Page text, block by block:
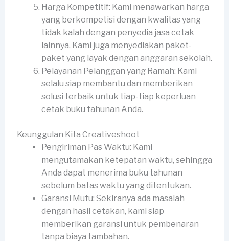
Harga Kompetitif: Kami menawarkan harga
yang berkompetisi dengan kwalitas yang
tidak kalah dengan penyedia jasa cetak
lainnya. Kami juga menyediakan paket-
paket yang layak dengan anggaran sekolah.
Pelayanan Pelanggan yang Ramah: Kami
selalu siap membantu dan memberikan
solusi terbaik untuk tiap-tiap keperluan
cetak buku tahunan Anda.
Keunggulan Kita Creativeshoot
Pengiriman Pas Waktu: Kami
mengutamakan ketepatan waktu, sehingga
Anda dapat menerima buku tahunan
sebelum batas waktu yang ditentukan.
Garansi Mutu: Sekiranya ada masalah
dengan hasil cetakan, kami siap
memberikan garansi untuk pembenaran
tanpa biaya tambahan.